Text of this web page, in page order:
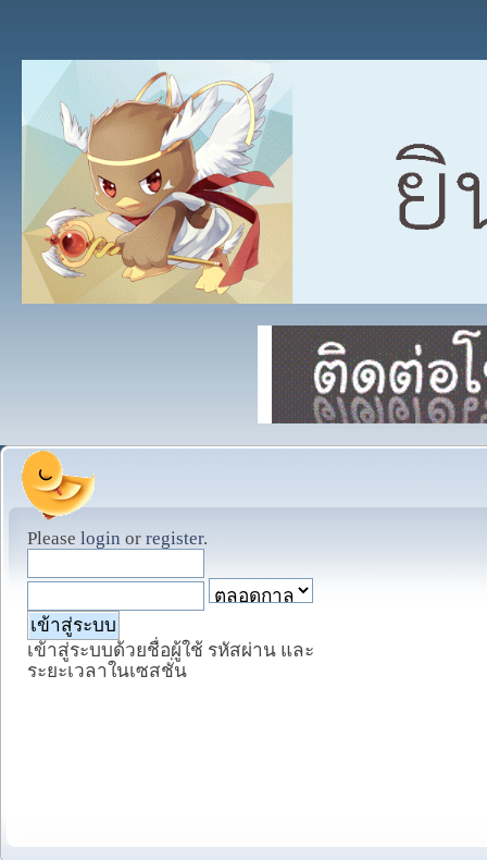
Please login or register.
เข้าสู่ระบบด้วยชื่อผู้ใช้ รหัสผ่าน และ
ระยะเวลาในเซสชั่น